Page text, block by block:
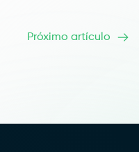
Próximo artículo